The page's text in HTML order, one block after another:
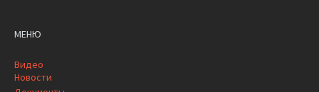
МЕНЮ
Видео
Новости